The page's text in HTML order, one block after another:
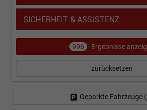
SICHERHEIT & ASSISTENZ
996 Ergebnisse
zurücksetzen
Geparkte Fahrzeuge (